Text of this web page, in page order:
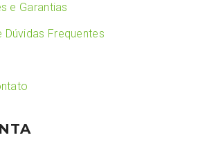
e Garantias
Frequentes